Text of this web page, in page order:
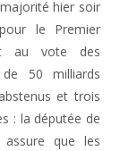
hier soir
le Premier
au vote des
de 50 milliards
et trois
: la députée de
assure que les